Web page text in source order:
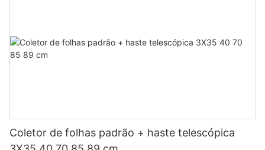
Coletor de folhas padrão + haste telescópica